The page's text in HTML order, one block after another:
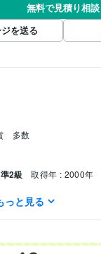
無料で見積り相談
を送る
　多数
2級 取得年 : 2000年
っと見る